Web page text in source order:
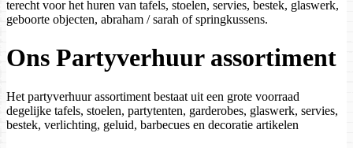
terecht voor het huren van tafels, stoelen, servies, bestek, glaswerk,
geboorte objecten, abraham / sarah of springkussens.
Ons Partyverhuur assortiment
Het partyverhuur assortiment bestaat uit een grote voorraad
degelijke tafels, stoelen, partytenten, garderobes, glaswerk, servies,
bestek, verlichting, geluid, barbecues en decoratie artikelen